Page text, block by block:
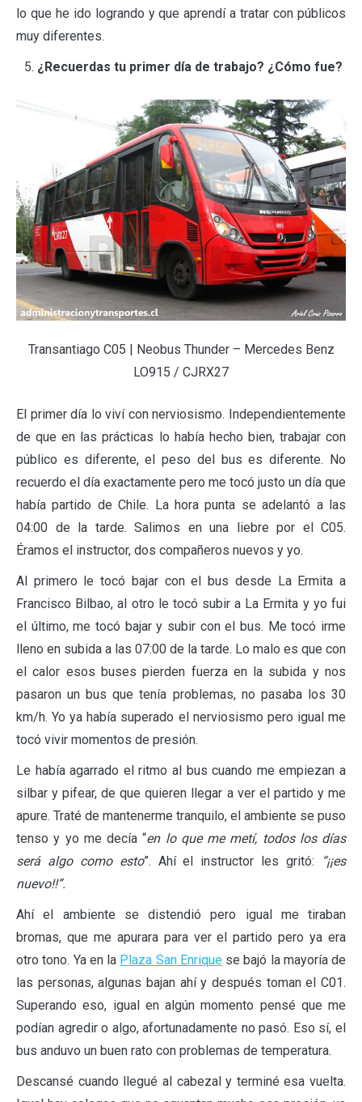
lo que he ido logrando y que aprendí a tratar con públicos
muy diferentes.
¿Recuerdas tu primer día de trabajo? ¿Cómo fue?
Transantiago C05 | Neobus Thunder – Mercedes Benz
LO915 / CJRX27
El primer día lo viví con nerviosismo. Independientemente
de que en las prácticas lo había hecho bien, trabajar con
público es diferente, el peso del bus es diferente. No
recuerdo el día exactamente pero me tocó justo un día que
había partido de Chile. La hora punta se adelantó a las
04:00 de la tarde. Salimos en una liebre por el C05.
Éramos el instructor, dos compañeros nuevos y yo.
Al primero le tocó bajar con el bus desde La Ermita a
Francisco Bilbao, al otro le tocó subir a La Ermita y yo fui
el último, me tocó bajar y subir con el bus. Me tocó irme
lleno en subida a las 07:00 de la tarde. Lo malo es que con
el calor esos buses pierden fuerza en la subida y nos
pasaron un bus que tenía problemas, no pasaba los 30
km/h. Yo ya había superado el nerviosismo pero igual me
tocó vivir momentos de presión.
Le había agarrado el ritmo al bus cuando me empiezan a
silbar y pifear, de que quieren llegar a ver el partido y me
apure. Traté de mantenerme tranquilo, el ambiente se puso
tenso y yo me decía “en lo que me metí, todos los días
será algo como esto”. Ahí el instructor les gritó:
“¡¡es
nuevo!!”.
Ahí el ambiente se distendió pero igual me tiraban
bromas, que me apurara para ver el partido pero ya era
otro tono. Ya en la Plaza San Enriquese bajó la mayoría de
las personas, algunas bajan ahí y después toman el C01.
Superando eso, igual en algún momento pensé que me
podían agredir o algo, afortunadamente no pasó. Eso sí, el
bus anduvo un buen rato con problemas de temperatura.
Descansé cuando llegué al cabezal y terminé esa vuelta.